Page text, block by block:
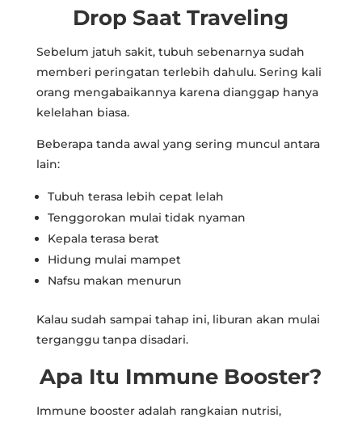
Drop Saat Traveling
Sebelum jatuh sakit, tubuh sebenarnya sudah
memberi peringatan terlebih dahulu. Sering kali
orang mengabaikannya karena dianggap hanya
kelelahan biasa.
Beberapa tanda awal yang sering muncul antara
lain:
Tubuh terasa lebih cepat lelah
Tenggorokan mulai tidak nyaman
Kepala terasa berat
Hidung mulai mampet
Nafsu makan menurun
Kalau sudah sampai tahap ini, liburan akan mulai
terganggu tanpa disadari.
Apa Itu Immune Booster?
Immune booster adalah rangkaian nutrisi,